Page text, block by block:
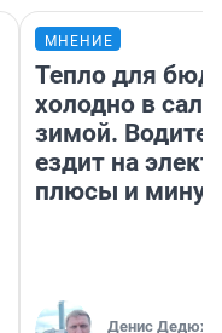
МНЕНИЕ
Тепло для
холодно в
зимой.
ездит на
плюсы и
Денис